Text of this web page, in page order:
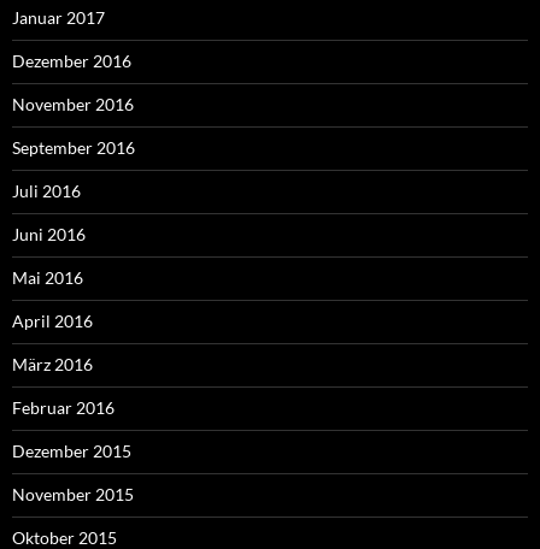
Januar 2017
Dezember 2016
November 2016
September 2016
Juli 2016
Juni 2016
Mai 2016
April 2016
März 2016
Februar 2016
Dezember 2015
November 2015
Oktober 2015